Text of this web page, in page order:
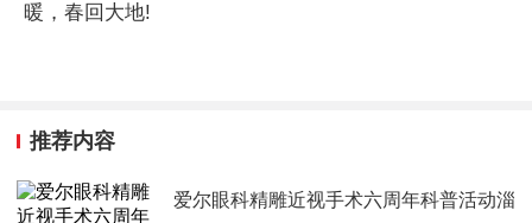
暖，春回大地!
推荐内容
爱尔眼科精雕近视手术六周年科普活动淄